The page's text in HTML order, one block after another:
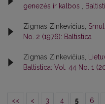
genezės ir kalbos
Zigmas Zinkevičius,
No. 2 (1976): Baltistica
Zigmas Zinkevičius,
Baltistica: Vol. 44 No. 1
<< < 3 4 5 6